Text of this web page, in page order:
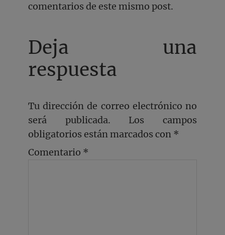
comentarios de este mismo post.
Deja una
respuesta
Tu dirección de correo electrónico no
será publicada.
Los campos
obligatorios están marcados con *
Comentario *